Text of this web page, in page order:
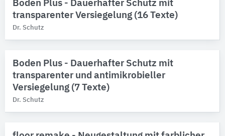
Dr. Schutz
Marken
Produktkategorie
Imprägniermittel
Versiegelungsmittel
Lacke
Boden Plus - Dauerhafter Schutz mit
transparenter Versiegelung (16 Texte)
Dr. Schutz
Boden Plus - Dauerhafter Schutz mit
transparenter und antimikrobieller
Versiegelung (7 Texte)
Dr. Schutz